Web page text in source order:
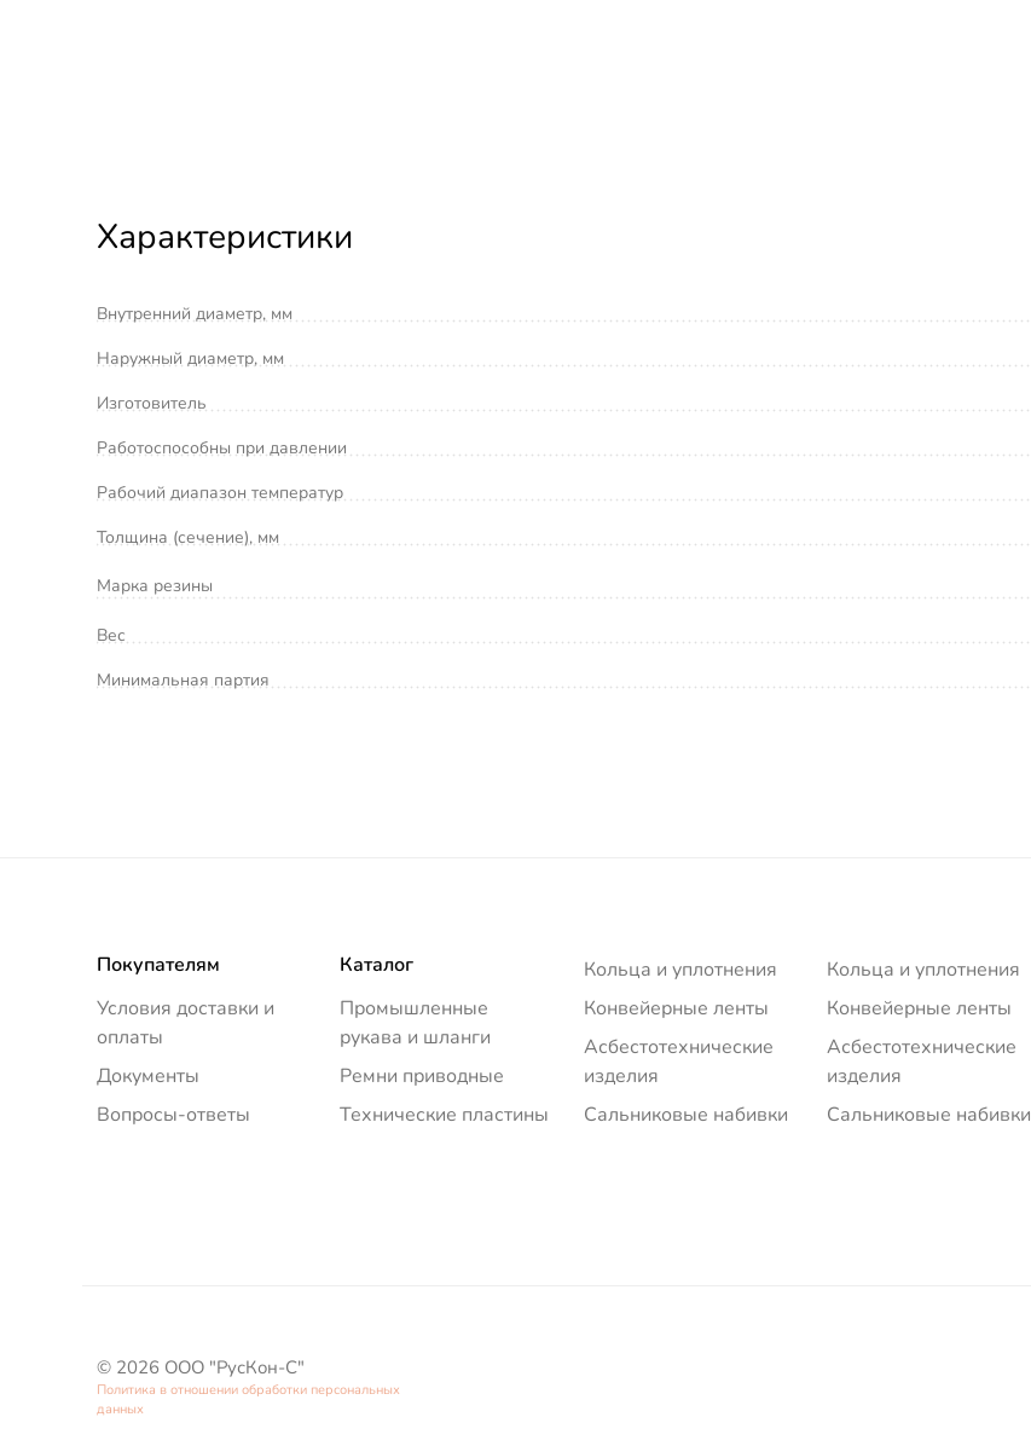
Характеристики
Внутренний диаметр, мм
Наружный диаметр, мм
Изготовитель
Работоспособны при давлении
Рабочий диапазон температур
Толщина (сечение), мм
Марка резины
Вес
Минимальная партия
Покупателям
Условия доставки и
оплаты
Документы
Вопросы-ответы
Каталог
Промышленные
рукава и шланги
Ремни приводные
Технические пластины
Кольца и уплотнения
Конвейерные ленты
Асбестотехнические
изделия
Сальниковые набивки
Кольца и уплотнения
Конвейерные ленты
Асбестотехнические
изделия
Сальниковые набивки
© 2026 ООО "РусКон-С"
Политика в отношении обработки персональных
данных